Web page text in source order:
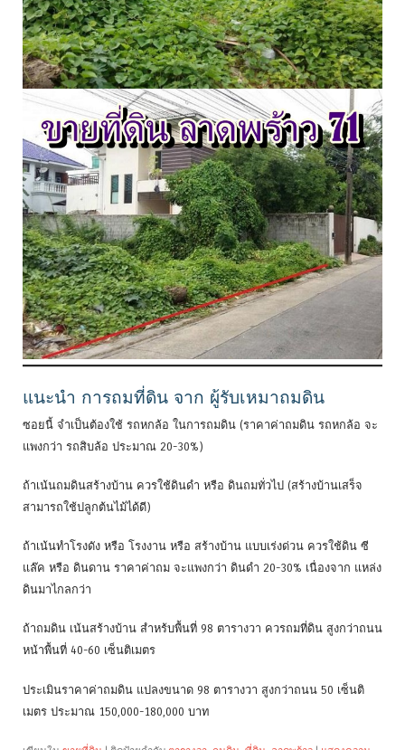
แนะนำ การถมที่ดิน จาก ผู้รับเหมาถมดิน
ซอยนี้ จำเป็นต้องใช้ รถหกล้อ ในการถมดิน (ราคาค่าถมดิน รถหกล้อ จะ
แพงกว่า รถสิบล้อ ประมาณ 20-30%)
ถ้าเน้นถมดินสร้างบ้าน ควรใช้ดินดำ หรือ ดินถมทั่วไป (สร้างบ้านเสร็จ
สามารถใช้ปลูกต้นไม้ได้ดี)
ถ้าเน้นทำโรงดัง หรือ โรงงาน หรือ สร้างบ้าน แบบเร่งด่วน ควรใช้ดิน ซี
แล๊ค หรือ ดินดาน ราคาค่าถม จะแพงกว่า ดินดำ 20-30% เนื่องจาก แหล่ง
ดินมาไกลกว่า
ถ้าถมดิน เน้นสร้างบ้าน สำหร้บพื้นที่ 98 ตารางวา ควรถมที่ดิน สูงกว่าถนน
หน้าพื้นที่ 40-60 เซ็นติเมตร
ประเมินราคาค่าถมดิน แปลงขนาด 98 ตารางวา สูงกว่าถนน 50 เซ็นติ
เมตร ประมาณ 150,000-180,000 บาท